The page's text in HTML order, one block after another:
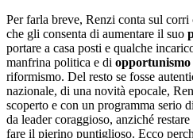
Per farla breve, Renzi conta sul
che gli consenta di aumentare il suo
portare a casa posti e qualche
manfrina politica e di opportunismo
riformismo. Del resto se fosse
nazionale, di una novità epocale,
scoperto e con un programma serio
da leader coraggioso, anziché
fare il pierino puntiglioso. Ecco